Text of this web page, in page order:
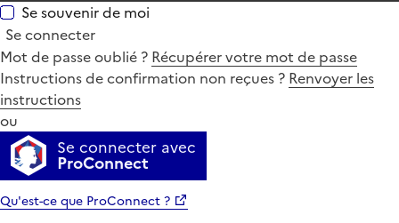
Se souvenir de moi
Se connecter
Mot de passe oublié ? Récupérer votre mot de passe
Instructions de confirmation non reçues ? Renvoyer les
instructions
ou
Se connecter avec
ProConnect
Qu'est-ce que ProConnect ?